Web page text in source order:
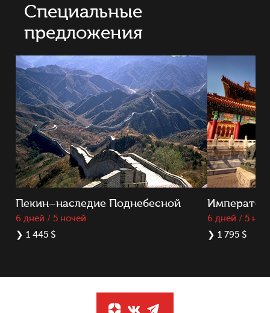
Специальные
предложения
Пекин–наследие Поднебесной
6 дней / 5 ночей
❯ 1 445 $
6 дней / 5
❯ 1 795 $